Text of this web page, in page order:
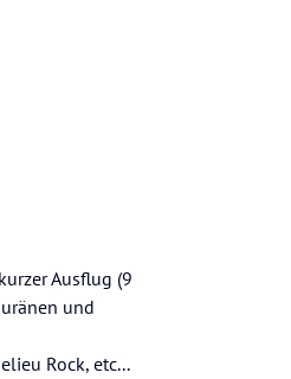
Ausflug (9
und
Rock, etc...